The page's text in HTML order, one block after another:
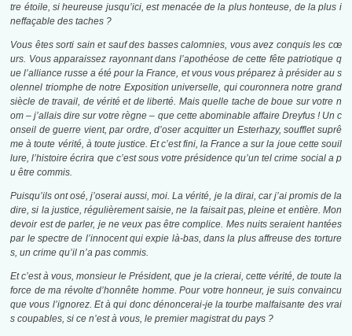
tre étoile, si heureuse jusqu’ici, est menacée de la plus honteuse, de la plus i
neffaçable des taches ?
Vous êtes sorti sain et sauf des basses calomnies, vous avez conquis les cœ
urs. Vous apparaissez rayonnant dans l’apothéose de cette fête patriotique q
ue l’alliance russe a été pour la France, et vous vous préparez à présider au s
olennel triomphe de notre Exposition universelle, qui couronnera notre grand
siècle de travail, de vérité et de liberté. Mais quelle tache de boue sur votre n
om – j’allais dire sur votre règne – que cette abominable affaire Dreyfus ! Un c
onseil de guerre vient, par ordre, d’oser acquitter un Esterhazy, soufflet suprê
me à toute vérité, à toute justice. Et c’est fini, la France a sur la joue cette souil
lure, l’histoire écrira que c’est sous votre présidence qu’un tel crime social a p
u être commis.
Puisqu’ils ont osé, j’oserai aussi, moi. La vérité, je la dirai, car j’ai promis de la
dire, si la justice, régulièrement saisie, ne la faisait pas, pleine et entière. Mon
devoir est de parler, je ne veux pas être complice. Mes nuits seraient hantées
par le spectre de l’innocent qui expie là-bas, dans la plus affreuse des torture
s, un crime qu’il n’a pas commis.
Et c’est à vous, monsieur le Président, que je la crierai, cette vérité, de toute la
force de ma révolte d’honnête homme. Pour votre honneur, je suis convaincu
que vous l’ignorez. Et à qui donc dénoncerai-je la tourbe malfaisante des vrai
s coupables, si ce n’est à vous, le premier magistrat du pays ?